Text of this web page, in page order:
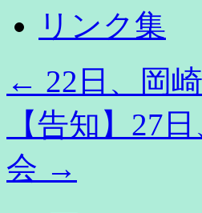
リンク集
← 22日、岡
【告知】27
会 →